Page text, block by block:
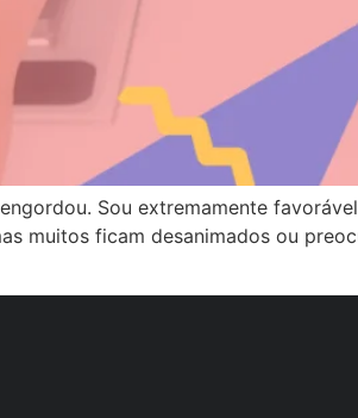
Sou extremamente
muitos ficam desanimados ou